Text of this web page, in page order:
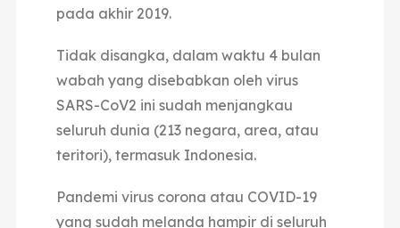
pada akhir 2019.
Tidak disangka, dalam waktu 4 bulan
wabah yang disebabkan oleh virus
SARS-CoV2 ini sudah menjangkau
seluruh dunia (213 negara, area, atau
teritori), termasuk Indonesia.
Pandemi virus corona atau COVID-19
yang sudah melanda hampir di seluruh